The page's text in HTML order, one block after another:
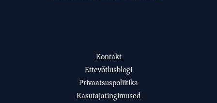
Kontakt
Ettevõtlusblogi
Privaatsuspoliitika
Kasutajatingimused